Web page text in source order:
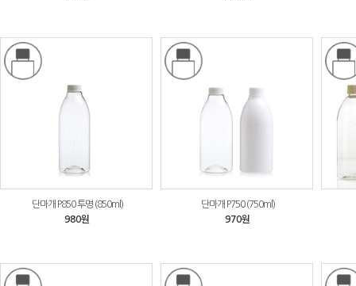
단마개 P850 투명 (850ml)
980원
단마개 P750 (750ml)
970원